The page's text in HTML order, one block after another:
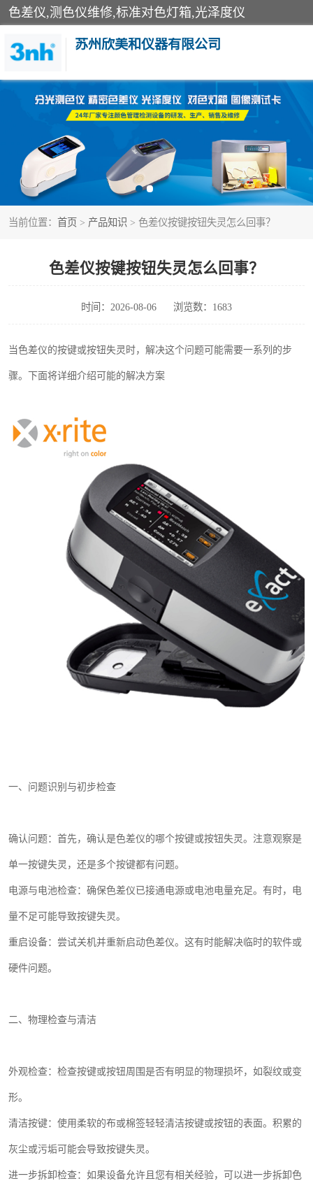
色差仪,测色仪维修,标准对色灯箱,光泽度仪
苏州欣美和仪器有限公司
当前位置： 首页 > 产品知识 > 色差仪按键按钮失灵怎么回事？
色差仪按键按钮失灵怎么回事？
时间：2026-08-06 浏览数：1683
当色差仪的按键或按钮失灵时，解决这个问题可能需要一系列的步
骤。下面将详细介绍可能的解决方案
一、问题识别与初步检查
确认问题：首先，确认是色差仪的哪个按键或按钮失灵。注意观察是
单一按键失灵，还是多个按键都有问题。
电源与电池检查：确保色差仪已接通电源或电池电量充足。有时，电
量不足可能导致按键失灵。
重启设备：尝试关机并重新启动色差仪。这有时能解决临时的软件或
硬件问题。
二、物理检查与清洁
外观检查：检查按键或按钮周围是否有明显的物理损坏，如裂纹或变
形。
清洁按键：使用柔软的布或棉签轻轻清洁按键或按钮的表面。积累的
灰尘或污垢可能会导致按键失灵。
进一步拆卸检查：如果设备允许且您有相关经验，可以进一步拆卸色
3nh色差仪
分光色差仪
美能达色差计
3nh分光测色仪
光泽度仪
行业色差仪
印刷看样台
条码扫描仪维修